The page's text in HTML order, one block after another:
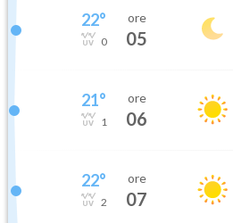
22°
0
ore
05
21°
1
ore
06
22°
2
ore
07